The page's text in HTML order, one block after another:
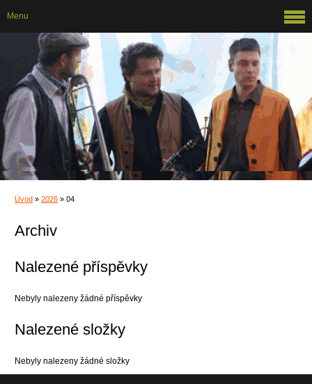
Úvod » 2026 » 04
Archiv
Nalezené příspěvky
Nebyly nalezeny žádné příspěvky
Nalezené složky
Nebyly nalezeny žádné složky
Menu